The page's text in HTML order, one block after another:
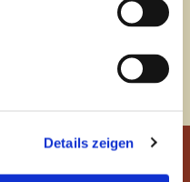
Details zeigen
rund um die
und andere